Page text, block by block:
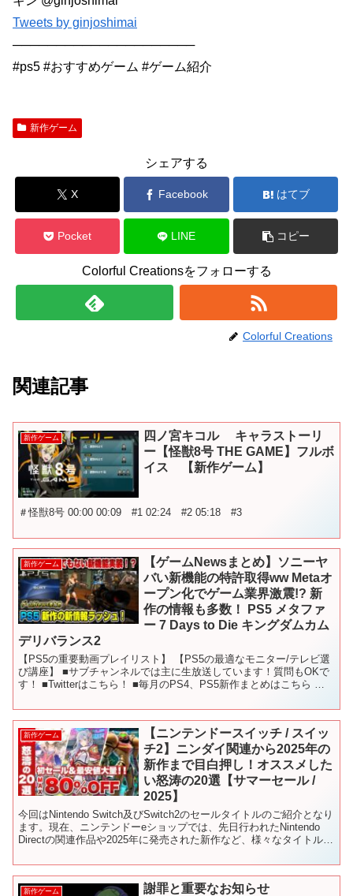
Tweets by ginjoshimai
─────────────────────
#ps5 #おすすめゲーム #ゲーム紹介
新作ゲーム
シェアする
X Facebook はてブ
Pocket LINE コピー
Colorful Creationsをフォローする
Colorful Creations
関連記事
新作ゲーム
四ノ宮キコル キャラストーリ
ー【怪獣8号 THE GAME】フルボ
イス 【新作ゲーム】
＃怪獣8号 00:00 00:09 #1 02:24 #2 05:18 #3
新作ゲーム
【ゲームNewsまとめ】ソニーヤ
バい新機能の特許取得ww Metaオ
ープン化でゲーム業界激震!? 新
作の情報も多数！ PS5 メタファ
ー 7 Days to Die キングダムカム
デリバランス2
【PS5の重要動画プレイリスト】 【PS5の最適なモニター/テレビ選
び講座】 ■サブチャンネルでは主に生放送しています！質問もOKで
す！ ■Twitterはこちら！ ■毎月のPS4、PS5新作まとめはこちら 〇
新作ゲーム
【ニンテンドースイッチ / スイッ
チ2】ニンダイ関連から2025年の
新作まで目白押し！オススメした
い怒涛の20選【サマーセール /
2025】
今回はNintendo Switch及びSwitch2のセールタイトルのご紹介となり
ます。現在、ニンテンドーeショップでは、先日行われたNintendo
Directの関連作品や2025年に発売された新作など、様々なタイトルが
新作ゲーム 謝罪と重要なお知らせ